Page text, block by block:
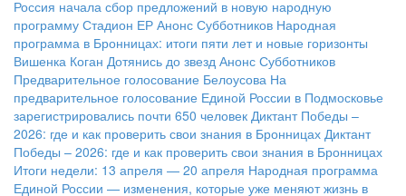
Россия начала сбор предложений в новую народную
программу Стадион ЕР Анонс Субботников Народная
программа в Бронницах: итоги пяти лет и новые горизонты
Вишенка Коган Дотянись до звезд Анонс Субботников
Предварительное голосование Белоусова На
предварительное голосование Единой России в Подмосковье
зарегистрировались почти 650 человек Диктант Победы –
2026: где и как проверить свои знания в Бронницах Диктант
Победы – 2026: где и как проверить свои знания в Бронницах
Итоги недели: 13 апреля — 20 апреля Народная программа
Единой России — изменения, которые уже меняют жизнь в